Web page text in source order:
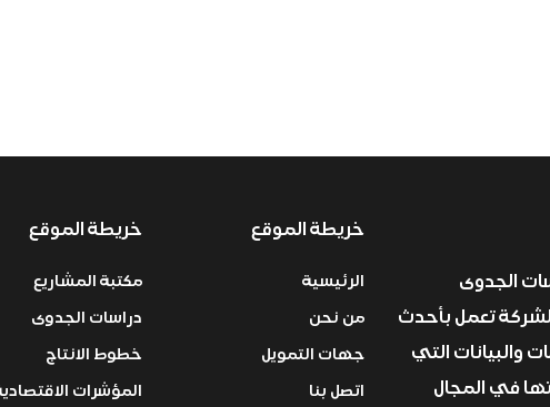
الجدوى
تعمل بأحدث
والبيانات التي
في المجال
خريطة الموقع
الرئيسية
من نحن
جهات التمويل
اتصل بنا
خريطة الموقع
مكتبة المشاريع
دراسات الجدوى
خطوط الانتاج
المؤشرات